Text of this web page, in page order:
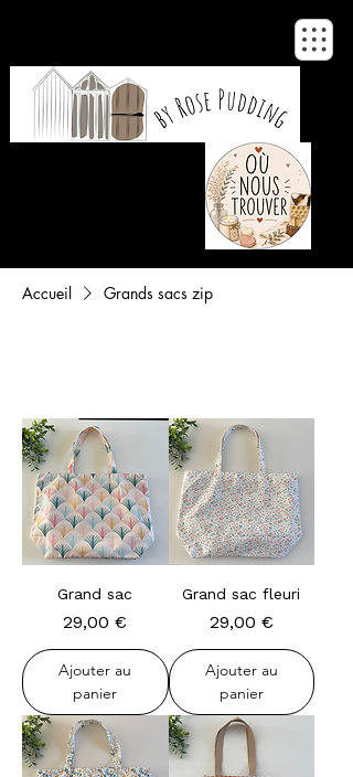
Accueil Grands sacs zip
Grand sac
Prix
29,00 €
Ajouter au
panier
Grand sac fleuri
Prix
29,00 €
Ajouter au
panier